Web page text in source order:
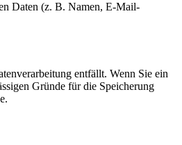
Daten (z. B. Namen, E-Mail-
entfällt. Wenn Sie ein
Gründe für die Speicherung